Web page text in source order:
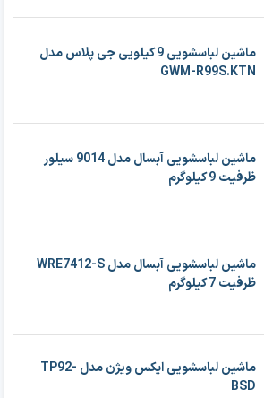
بود.
است.
ماشین لباسشویی 9 کیلویی جی پلاس مدل
GWM-R99S.KTN
ماشین لباسشویی آبسال مدل 9014 سیلور
ظرفیت 9 کیلوگرم
ماشین لباسشویی آبسال مدل WRE7412-S
ظرفیت 7 کیلوگرم
ماشین لباسشویی ایکس ویژن مدل TP92-
BSD